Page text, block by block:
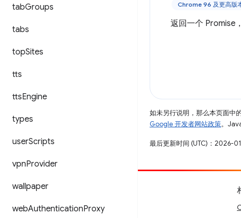
tabGroups
tabs
topSites
tts
ttsEngine
types
userScripts
vpnProvider
wallpaper
webAuthenticationProxy
Chrome 96 及更高版
返回一个 Promise
如未另行说明，那么本页面中
Google 开发者网站政策。
最后更新时间 (UTC)：2026-
参与
提交 bug